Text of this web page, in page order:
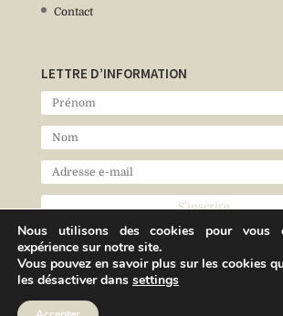
Contact
LETTRE D’INFORMATION
Nous utilisons des cookies pour vous
expérience sur notre site.
Vous pouvez en savoir plus sur les cookies
les désactiver dans settings